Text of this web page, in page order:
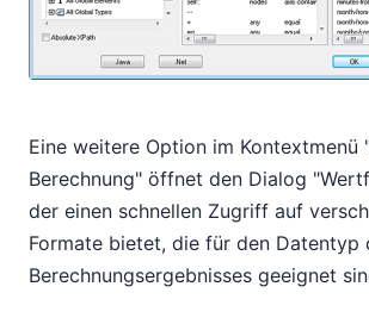
Eine weitere Option im Kontextmenü
Berechnung" öffnet den Dialog
der einen schnellen Zugriff auf
Formate bietet, die für den Datentyp
Berechnungsergebnisses geeignet